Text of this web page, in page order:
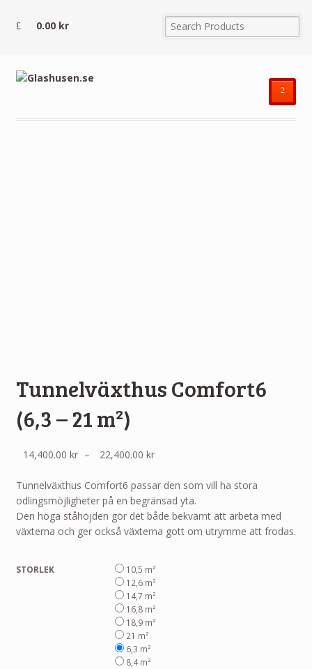
0.00 kr
²
Tunnelväxthus Comfort6
(6,3 – 21 m²)
14,400.00 kr – 22,400.00 kr
till
22,400.00 kr
Tunnelväxthus Comfort6 passar den som vill ha stora
odlingsmöjligheter på en begränsad yta.
Den höga ståhöjden gör det både bekvämt att arbeta med
växterna och ger också växterna gott om utrymme att frodas.
STORLEK
10,5 m²
12,6 m²
14,7 m²
16,8 m²
18,9 m²
21 m²
6,3 m²
8,4 m²